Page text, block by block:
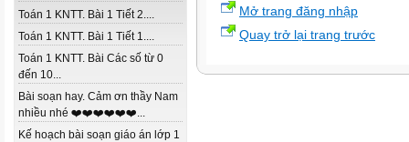
Toán 1 KNTT. Bài 1 Tiết 2....
Toán 1 KNTT. Bài 1 Tiết 1....
Toán 1 KNTT. Bài Các số từ 0
đến 10...
Bài soạn hay. Cảm ơn thầy Nam
nhiều nhé ❤️❤️❤️❤️❤️❤️...
Kế hoạch bài soạn giáo án lớp 1
Mở trang đăng nhập
Quay trở lại trang trước